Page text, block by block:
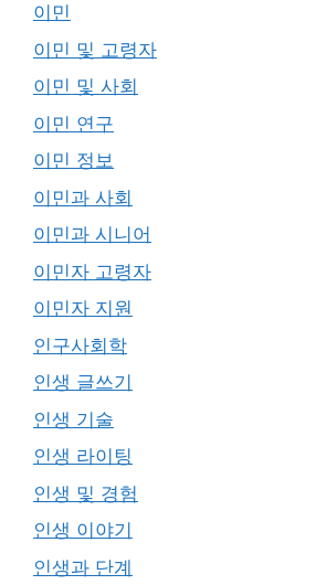
이민
이민 및 고령자
이민 및 사회
이민 연구
이민 정보
이민과 사회
이민과 시니어
이민자 고령자
이민자 지원
인구사회학
인생 글쓰기
인생 기술
인생 라이팅
인생 및 경험
인생 이야기
인생과 단계